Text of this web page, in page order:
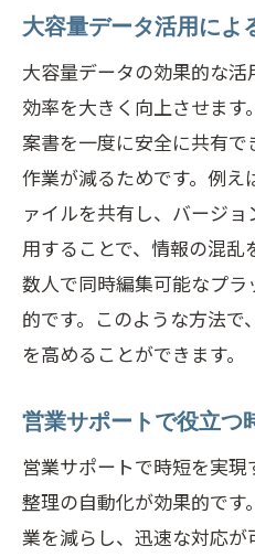
大容量データ活用によ
大容量データの効果的な
効率を大きく向上させま
案書を一度に安全に共有
作業が減るためです。例
ァイルを共有し、バージ
用することで、情報の混
数人で同時編集可能なプ
的です。このような方法
を高めることができます。
営業サポートで役立つ
営業サポートで時短を実
整理の自動化が効果的で
業を減らし、迅速な対応が